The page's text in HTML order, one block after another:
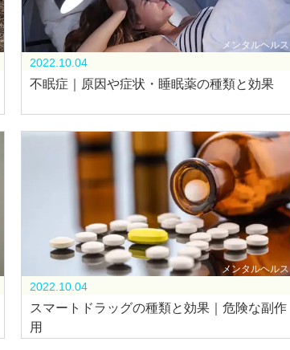
メンタルヘルス
2022.10.04
不眠症｜原因や症状・睡眠薬の種類と効果
メンタルヘルス
2022.10.04
スマートドラッグの種類と効果｜危険な副作
用